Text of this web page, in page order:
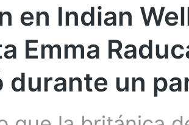
en Indian
Emma
durante un